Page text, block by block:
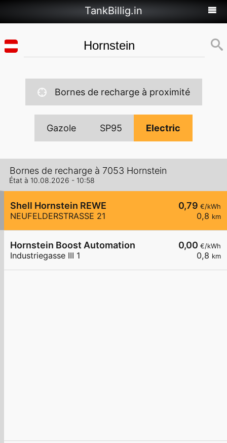
TankBillig.in
Bornes de recharge à proximité
Gazole SP95 Electric
Bornes de recharge à 7053 Hornstein
État à 10.08.2026 - 10:58
0,79 €/kWh
0,8 km
Shell Hornstein REWE
NEUFELDERSTRASSE 21
0,00 €/kWh
0,8 km
Hornstein Boost Automation
Industriegasse III 1